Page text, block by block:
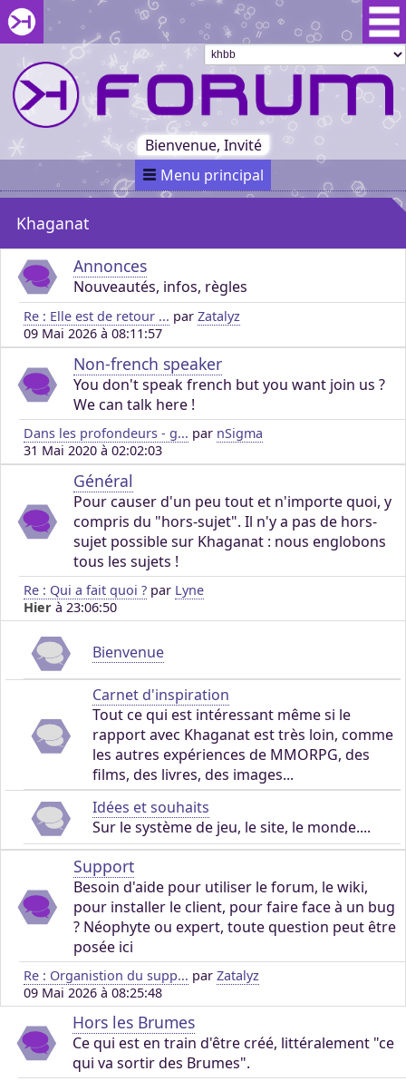
Aller au menu du forum
Aller au contenu du forum
Aller à la recherche dans le forum
Passer le
menu
Khaganat
Retour
au début
du menu
Khaganat
Bienvenue, Invité
Menu principal
Khaganat
Annonces
Nouveautés, infos, règles
Re : Elle est de retour ... par Zatalyz
09 Mai 2026 à 08:11:57
Non-french speaker
You don't speak french but you want join us ?
We can talk here !
Dans les profondeurs - g... par nSigma
31 Mai 2020 à 02:02:03
Général
Pour causer d'un peu tout et n'importe quoi, y
compris du "hors-sujet". Il n'y a pas de hors-
sujet possible sur Khaganat : nous englobons
tous les sujets !
Re : Qui a fait quoi ? par Lyne
Hier à 23:06:50
Bienvenue
Carnet d'inspiration
Tout ce qui est intéressant même si le
rapport avec Khaganat est très loin, comme
les autres expériences de MMORPG, des
films, des livres, des images...
Idées et souhaits
Sur le système de jeu, le site, le monde....
Support
Besoin d'aide pour utiliser le forum, le wiki,
pour installer le client, pour faire face à un bug
? Néophyte ou expert, toute question peut être
posée ici
Re : Organistion du supp... par Zatalyz
09 Mai 2026 à 08:25:48
Hors les Brumes
Ce qui est en train d'être créé, littéralement "ce
qui va sortir des Brumes".